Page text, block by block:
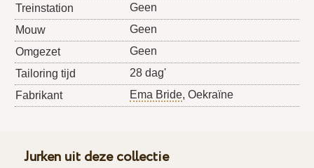
Treinstation
Geen
Mouw
Geen
Omgezet
Geen
Tailoring tijd
28 dag'
Fabrikant
Ema Bride, Oekraïne
Jurken uit deze collectie